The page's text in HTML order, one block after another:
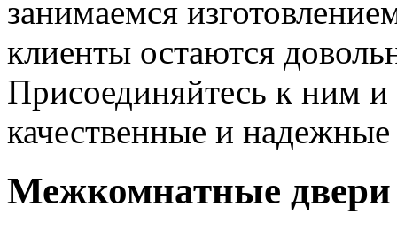
занимаемся
клиенты остаются
Присоединяйтесь к ним
качественные и
Межкомнатные двери